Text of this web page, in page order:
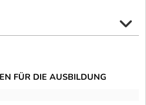
FÜR DIE AUSBILDUNG